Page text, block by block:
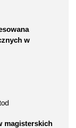
w
magisterskich